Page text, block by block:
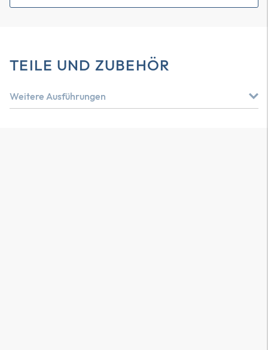
TEILE UND ZUBEHÖR
Weitere Ausführungen